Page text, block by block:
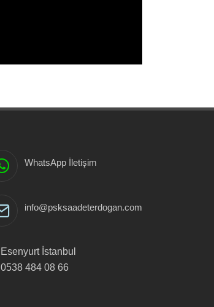
WhatsApp İletişim
info@psksaadeterdogan.com
Esenyurt İstanbul
0538 484 08 66